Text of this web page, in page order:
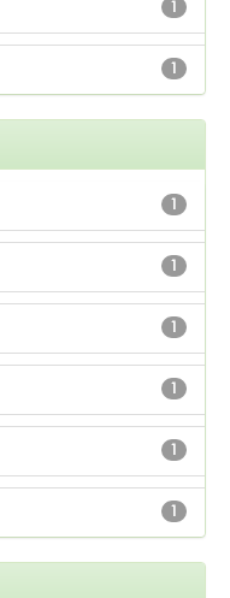
1
1
1
1
1
1
1
1